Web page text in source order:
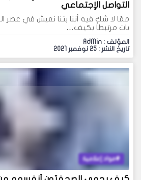
التواصل الإجتماعي
ممّا لا شك فيه أننا بتنا نعيش في عصر
بات مرتبطاً بكيف…
المؤلف : AdMin
تاريخ النشر : 25 نوفمبر 2021
مواد إعلامية